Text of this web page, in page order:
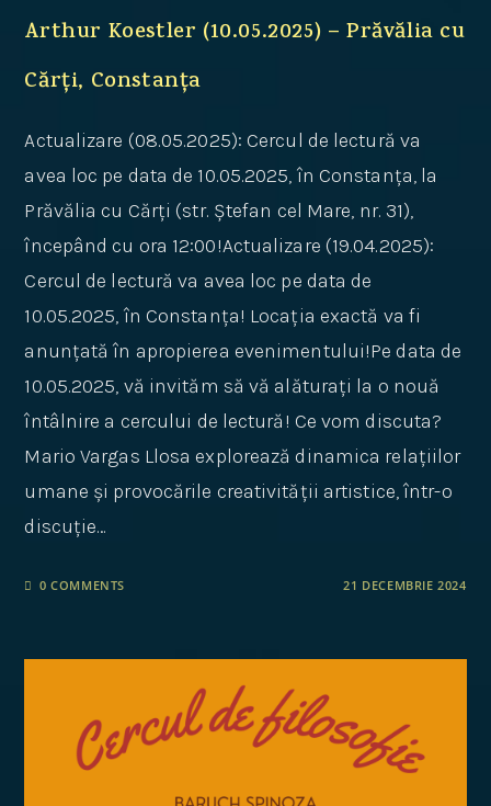
Arthur Koestler (10.05.2025) – Prăvălia cu
Cărți, Constanța
Actualizare (08.05.2025): Cercul de lectură va
avea loc pe data de 10.05.2025, în Constanța, la
Prăvălia cu Cărți (str. Ștefan cel Mare, nr. 31),
începând cu ora 12:00!Actualizare (19.04.2025):
Cercul de lectură va avea loc pe data de
10.05.2025, în Constanța! Locația exactă va fi
anunțată în apropierea evenimentului!Pe data de
10.05.2025, vă invităm să vă alăturați la o nouă
întâlnire a cercului de lectură! Ce vom discuta?
Mario Vargas Llosa explorează dinamica relațiilor
umane și provocările creativității artistice, într-o
discuție…
0 COMMENTS 21 DECEMBRIE 2024